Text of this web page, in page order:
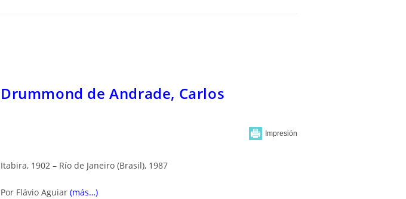
Drummond de Andrade, Carlos
Itabira, 1902 – Río de Janeiro (Brasil), 1987
Por Flávio Aguiar (más…)